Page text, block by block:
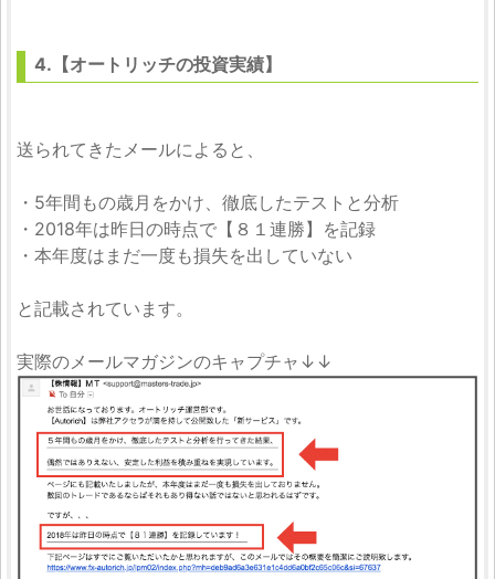
4.【オートリッチの投資実績】
送られてきたメールによると、
・5年間もの歳月をかけ、徹底したテストと分析
・2018年は昨日の時点で【８１連勝】を記録
・本年度はまだ一度も損失を出していない
と記載されています。
実際のメールマガジンのキャプチャ↓↓